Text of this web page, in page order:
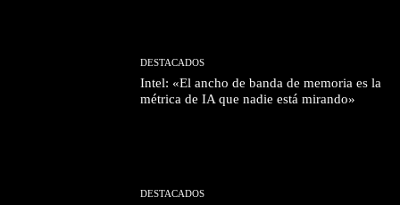
DESTACADOS
Intel: «El ancho de banda de memoria es la
métrica de IA que nadie está mirando»
DESTACADOS